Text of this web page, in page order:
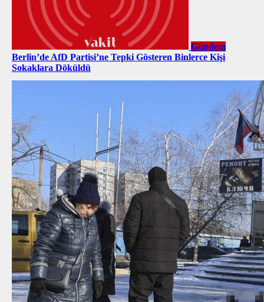
Gündem
Berlin’de AfD Partisi’ne Tepki Gösteren Binlerce Kişi
Sokaklara Döküldü